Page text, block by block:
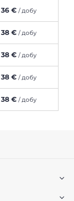
36 € / добу
38 € / добу
38 € / добу
38 € / добу
38 € / добу